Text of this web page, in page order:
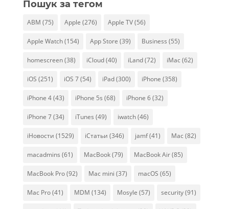
Пошук за тегом
ABM (75) Apple (276) Apple TV(56)
Apple Watch(154) App Store (39) Business (55)
homescreen(38) iCloud(40) iLand(72) iMac (62)
iOS (251) iOS 7(54) iPad(300) iPhone (358)
iPhone 4(43) iPhone 5s (68) iPhone 6(32)
iPhone 7(34) iTunes (49) iwatch(46)
iНовости (1529) iСтатьи (346) jamf(41) Mac (82)
macadmins (61) MacBook(79) MacBook Air(85)
MacBook Pro(92) Mac mini (37) macOS (65)
Mac Pro(41) MDM (134) Mosyle (57) security(91)